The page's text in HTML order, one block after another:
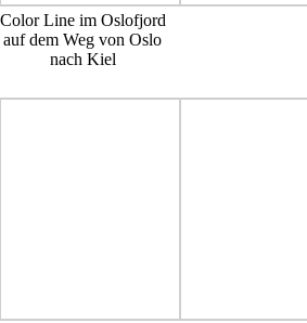
Color Line im Oslofjord
auf dem Weg von Oslo
nach Kiel